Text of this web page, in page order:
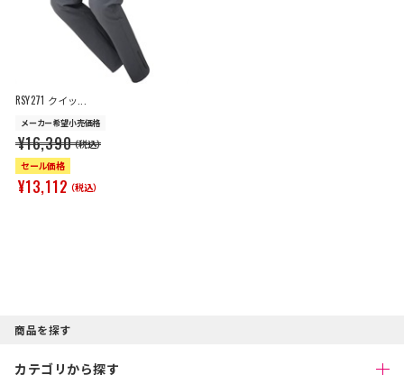
RSY271 クイッ...
メーカー希望小売価格
¥16,390（税込）
セール価格
¥13,112（税込）
商品を探す
カテゴリから探す